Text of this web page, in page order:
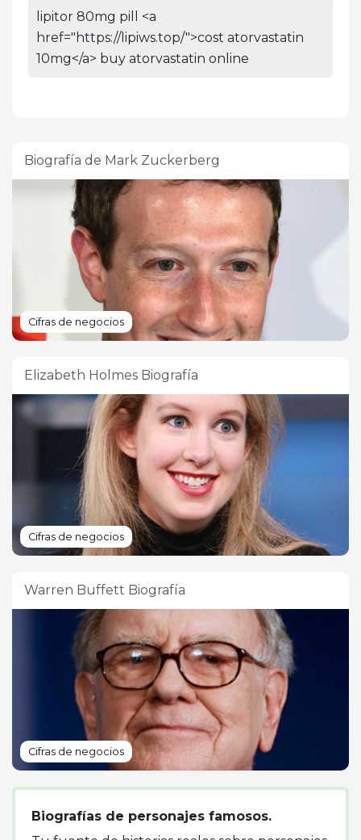
lipitor 80mg pill <a
href="https://lipiws.top/">cost atorvastatin
10mg</a> buy atorvastatin online
Biografía de Mark Zuckerberg
Cifras de negocios
Elizabeth Holmes Biografía
Cifras de negocios
Warren Buffett Biografía
Cifras de negocios
Biografías de personajes famosos.